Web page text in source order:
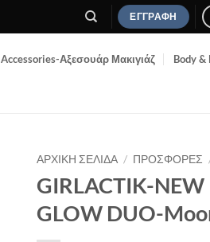
ΕΓΓΡΑΦΉ
Accessories-Αξεσουάρ Μακιγιάζ Body &
ΑΡΧΙΚΉ ΣΕΛΊΔΑ / ΠΡΟΣΦΟΡΈΣ
GIRLACTIK-NEW
GLOW DUO-